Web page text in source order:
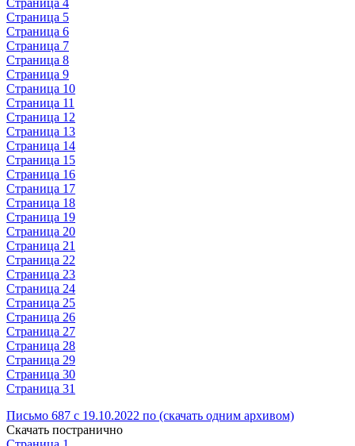
Страница 5
Страница 6
Страница 7
Страница 8
Страница 9
Страница 10
Страница 11
Страница 12
Страница 13
Страница 14
Страница 15
Страница 16
Страница 17
Страница 18
Страница 19
Страница 20
Страница 21
Страница 22
Страница 23
Страница 24
Страница 25
Страница 26
Страница 27
Страница 28
Страница 29
Страница 30
Страница 31
Письмо 687 с 19.10.2022 по (скачать одним архивом)
Скачать постранично